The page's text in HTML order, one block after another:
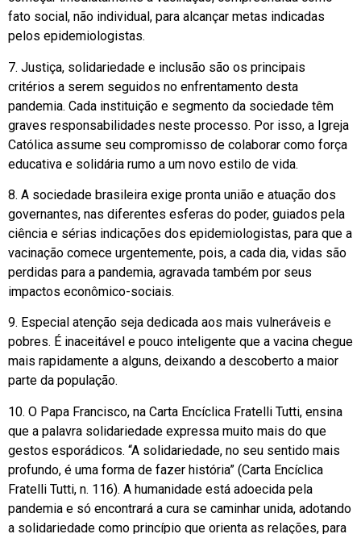
fato social, não individual, para alcançar metas indicadas
pelos epidemiologistas.
7. Justiça, solidariedade e inclusão são os principais
critérios a serem seguidos no enfrentamento desta
pandemia. Cada instituição e segmento da sociedade têm
graves responsabilidades neste processo. Por isso, a Igreja
Católica assume seu compromisso de colaborar como força
educativa e solidária rumo a um novo estilo de vida.
8. A sociedade brasileira exige pronta união e atuação dos
governantes, nas diferentes esferas do poder, guiados pela
ciência e sérias indicações dos epidemiologistas, para que a
vacinação comece urgentemente, pois, a cada dia, vidas são
perdidas para a pandemia, agravada também por seus
impactos econômico-sociais.
9. Especial atenção seja dedicada aos mais vulneráveis e
pobres. É inaceitável e pouco inteligente que a vacina chegue
mais rapidamente a alguns, deixando a descoberto a maior
parte da população.
10. O Papa Francisco, na Carta Encíclica Fratelli Tutti, ensina
que a palavra solidariedade expressa muito mais do que
gestos esporádicos. “A solidariedade, no seu sentido mais
profundo, é uma forma de fazer história” (Carta Encíclica
Fratelli Tutti, n. 116). A humanidade está adoecida pela
pandemia e só encontrará a cura se caminhar unida, adotando
a solidariedade como princípio que orienta as relações, para